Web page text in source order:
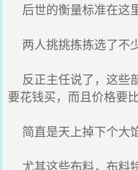
后世的衡量标准在这
两人挑挑拣拣选了不少
反正主任说了，这些
要花钱买，而且价格要
简直是天上掉下个大
尤其这些布料，布料